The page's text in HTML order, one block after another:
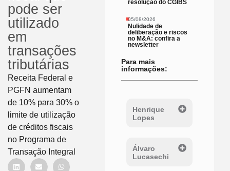
pode ser
utilizado
em
transações
tributárias
Receita Federal e
PGFN aumentam
de 10% para 30% o
limite de utilização
de créditos fiscais
no Programa de
Transação Integral
resolução do CGIBS
05/08/2026
Nulidade de
deliberação e riscos
no M&A: confira a
newsletter
Para mais
informações:
Henrique
Lopes
Álvaro
Lucasechi